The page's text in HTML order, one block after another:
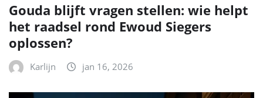
Gouda blijft vragen stellen: wie helpt
het raadsel rond Ewoud Siegers
oplossen?
Karlijn jan 16, 2026